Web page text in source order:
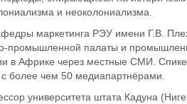
и неоколониализма.
маркетинга РЭУ имени Г.В.
промышленной палаты и
в Африке через местные СМИ.
с более чем 50 медиапартнёрами
университета штата Кадуна